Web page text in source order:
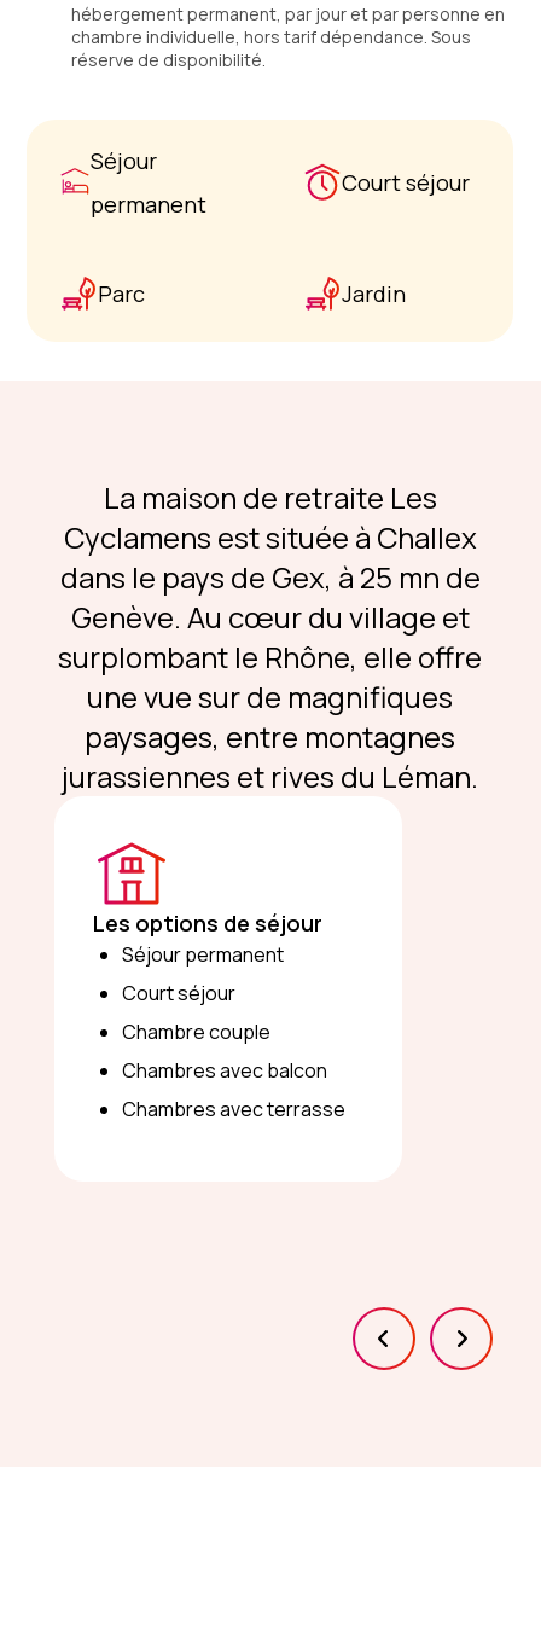
hébergement permanent, par jour et par personne en
chambre individuelle, hors tarif dépendance. Sous
réserve de disponibilité.
Séjour
permanent
Court séjour
Parc Jardin
La maison de retraite Les
Cyclamens est située à Challex
dans le pays de Gex, à 25 mn de
Genève. Au cœur du village et
surplombant le Rhône, elle offre
une vue sur de magnifiques
paysages, entre montagnes
jurassiennes et rives du Léman.
Les options de séjour
Séjour permanent
Court séjour
Chambre couple
Chambres avec balcon
Chambres avec terrasse